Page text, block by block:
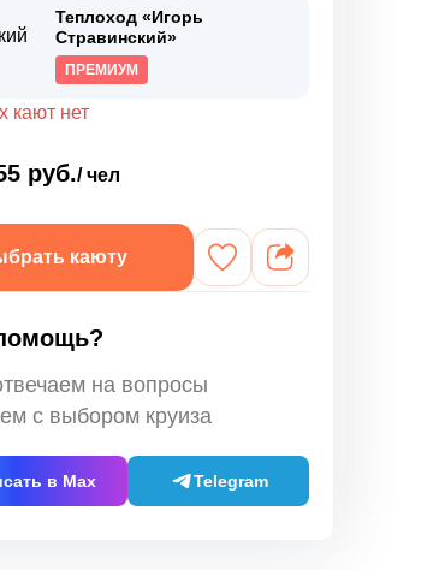
Теплоход «Игорь
Стравинский»
ПРЕМИУМ
кают нет
руб./ чел
каюту
на вопросы
с выбором круиза
в Max Telegram